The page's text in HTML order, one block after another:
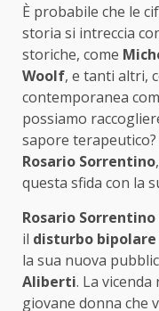
È probabile che le
storia si intreccia
storiche, come
Woolf, e tanti altri,
contemporanea
possiamo
sapore
Rosario Sorrentino
questa sfida con la
Rosario Sorrentino
il disturbo bipolare
la sua nuova
Aliberti. La
giovane donna che